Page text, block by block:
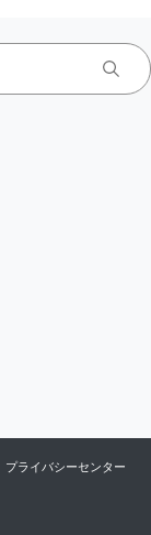
プライバシーセンター